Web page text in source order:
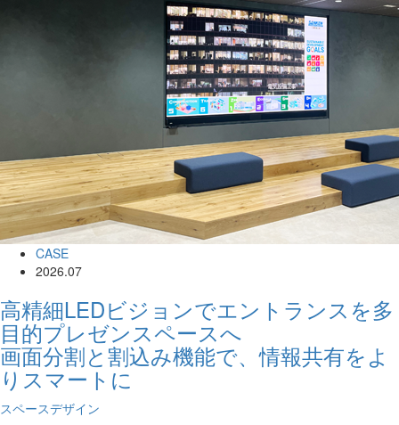
CASE
2026.07
高精細LEDビジョンでエントランスを多
目的プレゼンスペースへ
画面分割と割込み機能で、情報共有をよ
りスマートに
スペースデザイン